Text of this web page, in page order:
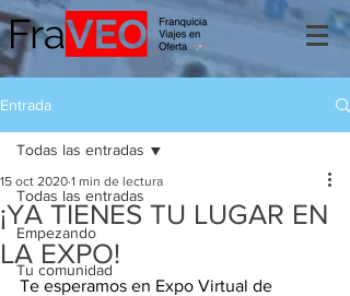
Entrada
Todas las entradas
Empezando
Tu comunidad
Todas las entradas
¡YA TIENES TU LUGAR EN
LA EXPO!
15 oct 2020 1 min de lectura
Te esperamos en Expo Virtual de